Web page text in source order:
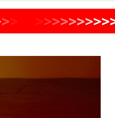
> >>>>>>>>